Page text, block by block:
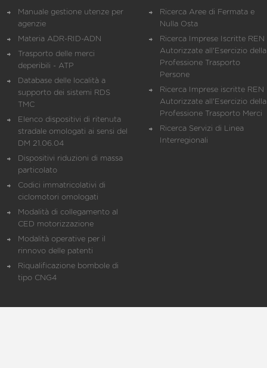
Manuale gestione utenze per
agenzie
Materia ADR-RID-ADN
Trasporto delle merci
deperibili - ATP
Database delle località a
supporto dei sistemi RDS
TMC
Elenco dispositivi di ritenuta
stradale omologati ai sensi del
DM 21.06.04
Dispositivi riduzioni di massa
particolato
Codici immatricolativi di
ciclomotori omologati
Modalità di collegamento al
CED motorizzazione
Modalità operative per il
rinnovo delle patenti
Riqualificazione bombole di
tipo CNG4
Ricerca Aree di Fermata e
Nulla Osta
Ricerca Imprese Iscritte REN
Autorizzate all'Esercizio della
Professione Trasporto
Persone
Ricerca Imprese iscritte REN
Autorizzate all'Esercizio della
Professione Trasporto Merci
Ricerca Servizi di Linea
Interregionali